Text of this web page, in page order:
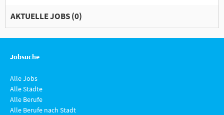
AKTUELLE JOBS (0)
Jobsuche
Alle Jobs
Alle Städte
Alle Berufe
Alle Berufe nach Stadt